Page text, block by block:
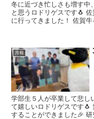
冬に近づき忙しさも増す中
と思うロドリゲスです🐧 佐賀で行われた学会に、M1のN先輩が発表
に行ってきました！ 佐賀牛を堪能したり、吉野ヶ里遺跡を巡ったり
月報
学部生５人が卒業して悲し
て嬉しいロドリゲスです🐧 無事みんな卒業研究を完成させて、卒業
することができました🎉 研究室のみんなで送別会を開催することも